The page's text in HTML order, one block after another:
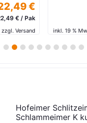
€
€ / Pak
Versand inkl. 19 %
1 2 3 4 5 6 7 8 9 10
Hofeimer
Schlammeimer K